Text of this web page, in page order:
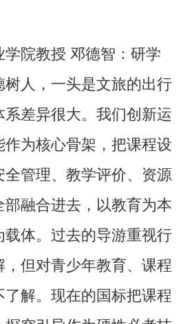
院教授 邓德智：研学
人，一头是文旅的出行
差异很大。我们创新运
为核心骨架，把课程设
管理、教学评价、资源
融合进去，以教育为本
体。过去的导游重视行
但对青少年教育、课程
解。现在的国标把课程